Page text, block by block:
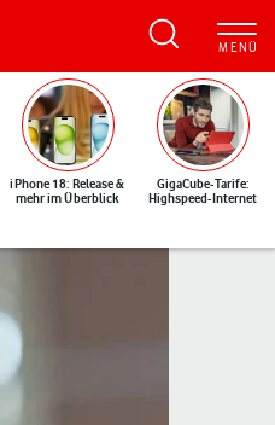
iPhone 18: Release &
mehr im Überblick
GigaCube-Tarife:
Highspeed-Internet